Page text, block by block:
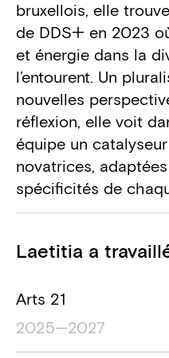
bruxellois, elle
de DDS+ en 2023
et énergie dans la
l’entourent. Un
nouvelles
réflexion, elle voit
équipe un
novatrices,
spécificités de
Projets
Laetitia a
Arts 21
2025—2027